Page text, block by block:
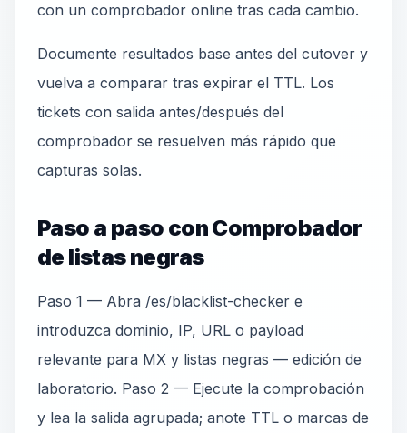
con un comprobador online tras cada cambio.
Documente resultados base antes del cutover y
vuelva a comparar tras expirar el TTL. Los
tickets con salida antes/después del
comprobador se resuelven más rápido que
capturas solas.
Paso a paso con Comprobador
de listas negras
Paso 1 — Abra /es/blacklist-checker e
introduzca dominio, IP, URL o payload
relevante para MX y listas negras — edición de
laboratorio. Paso 2 — Ejecute la comprobación
y lea la salida agrupada; anote TTL o marcas de